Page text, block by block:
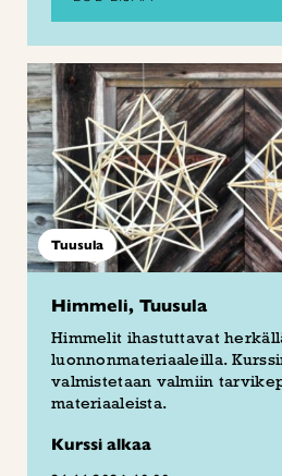
Tuusula
Himmeli, Tuusula
Himmelit ihastuttavat
luonnonmateriaaleilla.
valmistetaan valmiin
materiaaleista.
Kurssi alkaa